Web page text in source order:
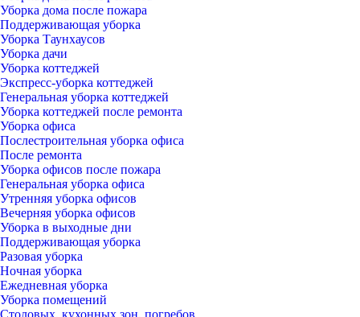
Уборка дома после пожара
Поддерживающая уборка
Уборка Таунхаусов
Уборка дачи
Уборка коттеджей
Экспресс-уборка коттеджей
Генеральная уборка коттеджей
Уборка коттеджей после ремонта
Уборка офиса
Послестроительная уборка офиса
После ремонта
Уборка офисов после пожара
Генеральная уборка офиса
Утренняя уборка офисов
Вечерняя уборка офисов
Уборка в выходные дни
Поддерживающая уборка
Разовая уборка
Ночная уборка
Ежедневная уборка
Уборка помещений
Столовых, кухонных зон, погребов